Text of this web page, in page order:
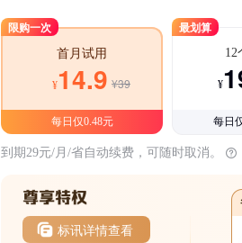
限购一次
首月试用
¥14.9 ¥39
每日仅0.48元
最划算
12
¥
每日
到期29元/月/省自动续费，可随时取消。
标讯详情查看